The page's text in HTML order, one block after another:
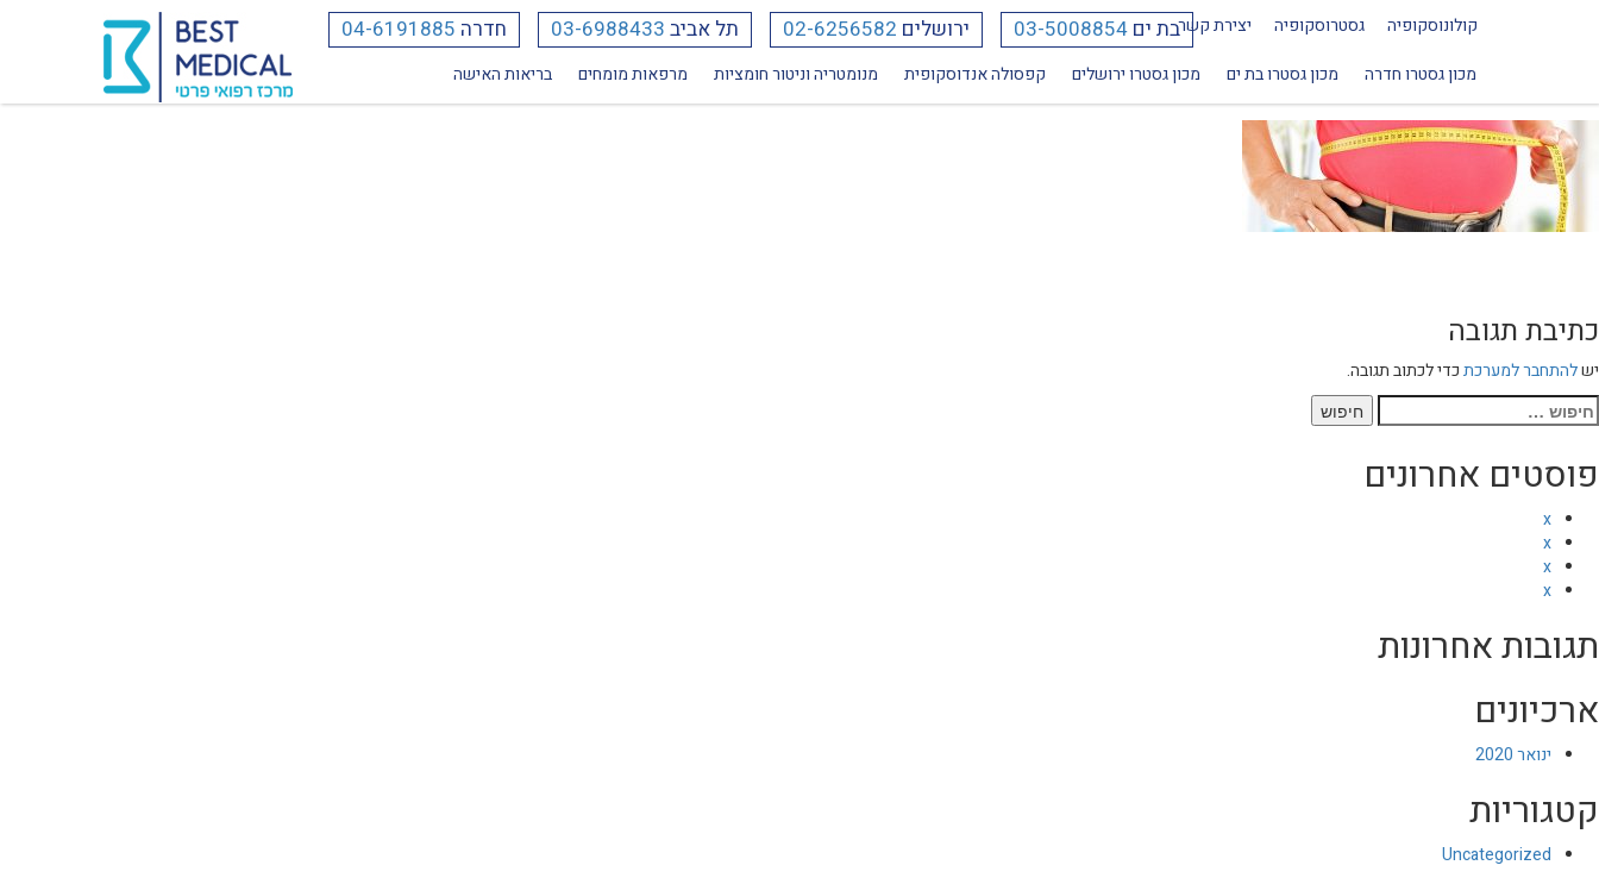
קולונוסקופיה גסטרוסקופיה יצירת קשר חדרה 04-6191885 תל אביב 03-6988433 ירושלים 02-6256582 בת ים 03-5008854
מכון גסטרו חדרה מכון גסטרו בת ים מכון גסטרו ירושלים קפסולה אנדוסקופית מנומטריה וניטור חומציות מרפאות מומחים בריאות האישה
כתיבת תגובה
ישלהתחבר למערכתכדי לכתוב תגובה.
חיפוש:
פוסטים אחרונים
x
x
x
x
תגובות אחרונות
ארכיונים
ינואר 2020
קטגוריות
Uncategorized